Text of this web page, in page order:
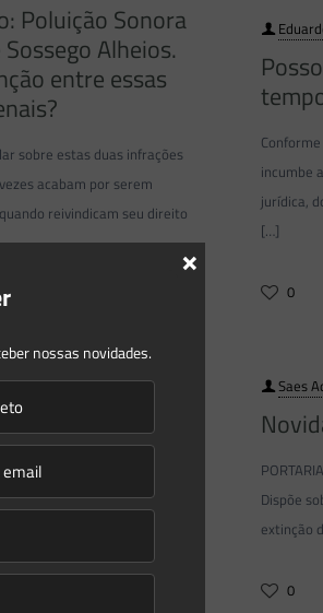
Poluição Sonora
Alheios.
entre essas
sobre estas duas infrações
acabam por serem
reivindicam seu direito
incumbe
jurídica,
[…]
0
2022
civil por danos
– Uma
Dabrowski
desde 2014 e
Saes
Dispõe
extinção
0
nossas novidades.
×